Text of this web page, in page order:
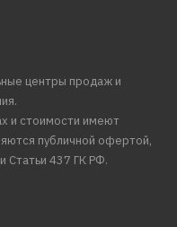
центры продаж и
и стоимости имеют
публичной офертой,
Статьи 437 ГК РФ.